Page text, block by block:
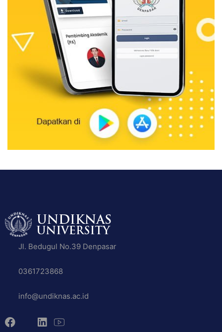
Jl. Bedugul No.39 Denpasar
0361723868
info@undiknas.ac.id